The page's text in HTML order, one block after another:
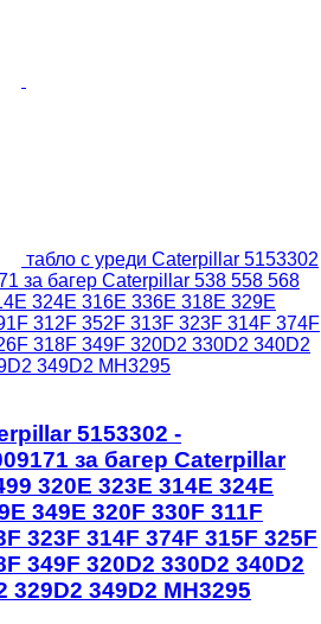
табло с уреди Caterpillar 5153302
за багер Caterpillar 538 558 568
324E 316E 336E 318E 329E
312F 352F 313F 323F 314F 374F
318F 349F 320D2 330D2 340D2
349D2 MH3295
5153302 -
за багер Caterpillar
320E 323E 314E 324E
349E 320F 330F 311F
323F 314F 374F 315F 325F
349F 320D2 330D2 340D2
329D2 349D2 MH3295